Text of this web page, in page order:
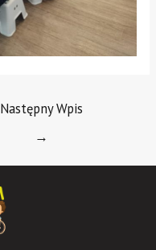
Następny Wpis
→